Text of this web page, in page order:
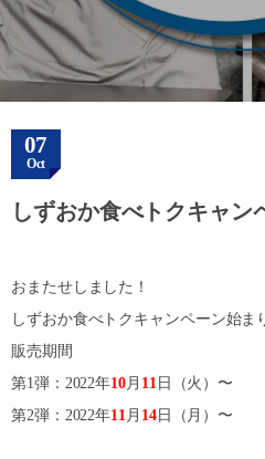
07
Oct
しずおか食べトクキャン
おまたせしました！
しずおか食べトクキャンペーン始ま
販売期間
第1弾：2022年10月 11 日（火）〜
第2弾：2022年11 月 14日（月）〜